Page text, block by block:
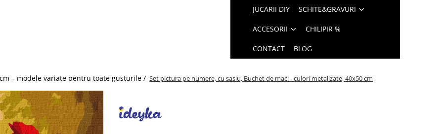
JUCARII DIY SCHITE&GRAVURI
ACCESORII CHILIPIR %
CONTACT BLOG
– modele variate pentru toate gusturile / Set pictura pe numere, cu sasiu, Buchet de maci - culori metalizate, 40x50 cm